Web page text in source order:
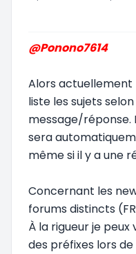
@Ponono7614
Alors actuellement
liste les sujets
message/réponse.
sera
même si il y a une
Concernant les
forums distincts
À la rigueur je
des préfixes lors